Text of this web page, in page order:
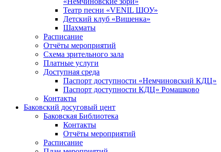
Театр песни «VENIL ШОУ»
Детский клуб «Вишенка»
Шахматы
Расписание
Отчёты мероприятий
Схема зрительного зала
Платные услуги
Доступная среда
Паспорт доступности «Немчиновский КДЦ»
Паспорт доступности КДЦ» Ромашково
Контакты
Баковский досуговый цент
Баковская Библиотека
Контакты
Отчёты мероприятий
Расписание